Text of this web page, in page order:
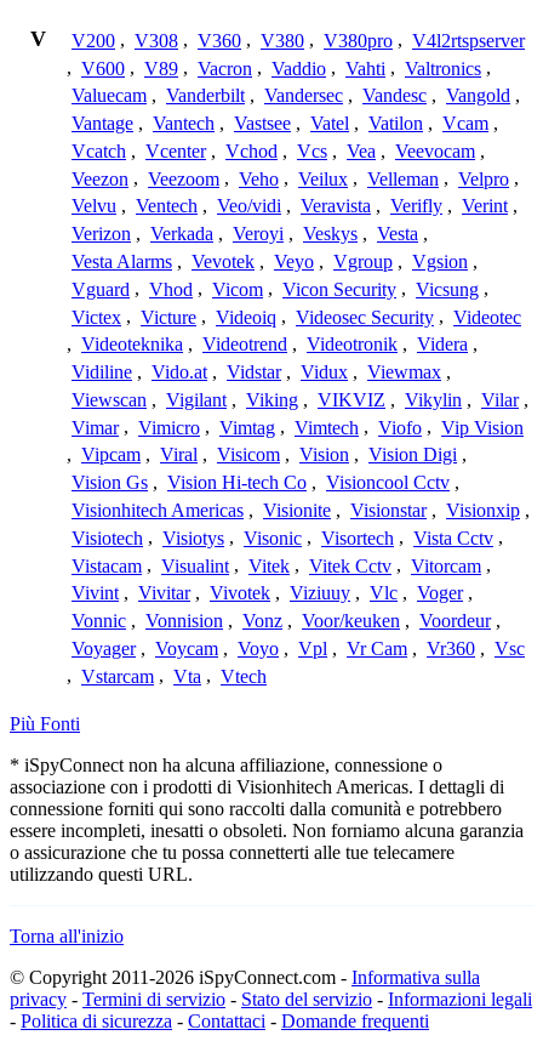
V V200 , V308 , V360 , V380 , V380pro , V4l2rtspserver
, V600 , V89 , Vacron , Vaddio , Vahti , Valtronics ,
Valuecam , Vanderbilt , Vandersec , Vandesc , Vangold ,
Vantage , Vantech , Vastsee , Vatel , Vatilon , Vcam ,
Vcatch , Vcenter , Vchod , Vcs , Vea , Veevocam ,
Veezon , Veezoom , Veho , Veilux , Velleman , Velpro ,
Velvu , Ventech , Veo/vidi , Veravista , Verifly , Verint ,
Verizon , Verkada , Veroyi , Veskys , Vesta ,
Vesta Alarms , Vevotek , Veyo , Vgroup , Vgsion ,
Vguard , Vhod , Vicom , Vicon Security , Vicsung ,
Victex , Victure , Videoiq , Videosec Security , Videotec
, Videoteknika , Videotrend , Videotronik , Videra ,
Vidiline , Vido.at , Vidstar , Vidux , Viewmax ,
Viewscan , Vigilant , Viking , VIKVIZ , Vikylin , Vilar ,
Vimar , Vimicro , Vimtag , Vimtech , Viofo , Vip Vision
, Vipcam , Viral , Visicom , Vision , Vision Digi ,
Vision Gs , Vision Hi-tech Co , Visioncool Cctv ,
Visionhitech Americas , Visionite , Visionstar , Visionxip ,
Visiotech , Visiotys , Visonic , Visortech , Vista Cctv ,
Vistacam , Visualint , Vitek , Vitek Cctv , Vitorcam ,
Vivint , Vivitar , Vivotek , Viziuuy , Vlc , Voger ,
Vonnic , Vonnision , Vonz , Voor/keuken , Voordeur ,
Voyager , Voycam , Voyo , Vpl , Vr Cam , Vr360 , Vsc
, Vstarcam , Vta , Vtech
Più Fonti
* iSpyConnect non ha alcuna affiliazione, connessione o
associazione con i prodotti di Visionhitech Americas. I dettagli di
connessione forniti qui sono raccolti dalla comunità e potrebbero
essere incompleti, inesatti o obsoleti. Non forniamo alcuna garanzia
o assicurazione che tu possa connetterti alle tue telecamere
utilizzando questi URL.
Torna all'inizio
© Copyright 2011-2026 iSpyConnect.com - Informativa sulla
privacy - Termini di servizio - Stato del servizio - Informazioni legali
- Politica di sicurezza - Contattaci - Domande frequenti